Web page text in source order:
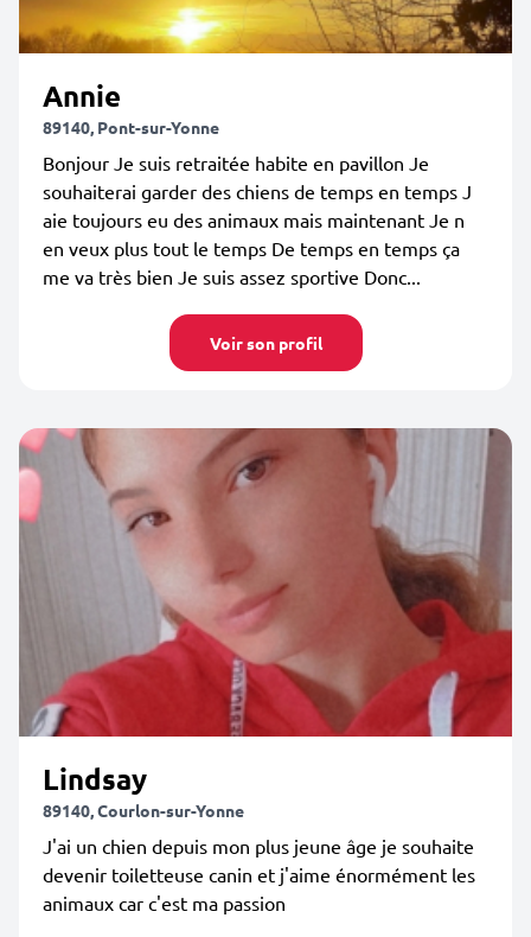
Annie
89140, Pont-sur-Yonne
Bonjour Je suis retraitée habite en pavillon Je
souhaiterai garder des chiens de temps en temps J
aie toujours eu des animaux mais maintenant Je n
en veux plus tout le temps De temps en temps ça
me va très bien Je suis assez sportive Donc...
Voir son profil
Lindsay
89140, Courlon-sur-Yonne
J'ai un chien depuis mon plus jeune âge je souhaite
devenir toiletteuse canin et j'aime énormément les
animaux car c'est ma passion